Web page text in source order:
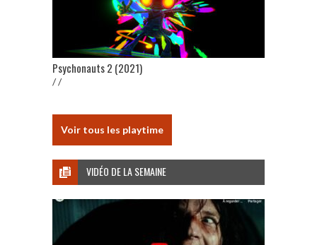
Psychonauts 2 (2021)
/ /
Voir tous les playtime
VIDÉO DE LA SEMAINE